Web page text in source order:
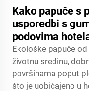
Kako papuče s
usporedbi s
podovima
Ekološke papuče
životnu sredinu,
površinama poput
što je uobičajeno u